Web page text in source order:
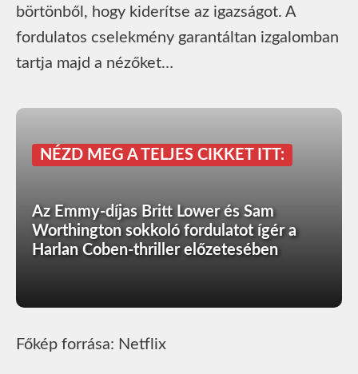
börtönből, hogy kiderítse az igazságot. A
fordulatos cselekmény garantáltan izgalomban
tartja majd a nézőket…
NÉZD MEG A TELJES CIKKET ITT:
Az Emmy-díjas Britt Lower és Sam
Worthington sokkoló fordulatot ígér a
Harlan Coben-thriller előzetesében
Főkép forrása: Netflix